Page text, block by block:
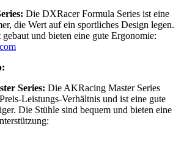
Die DXRacer Formula Series ist eine
die Wert auf ein sportliches Design legen.
und bieten eine gute Ergonomie:
Series: Die AKRacing Master Series
Leistungs-Verhältnis und ist eine gute
Die Stühle sind bequem und bieten eine